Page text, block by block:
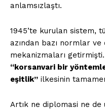
anlamsızlaştı.
1945’te kurulan sistem,
azından bazı normlar
mekanizmaları
“korsanvari bir
eşitlik” ilkesinin
Artık ne diplomasi ne